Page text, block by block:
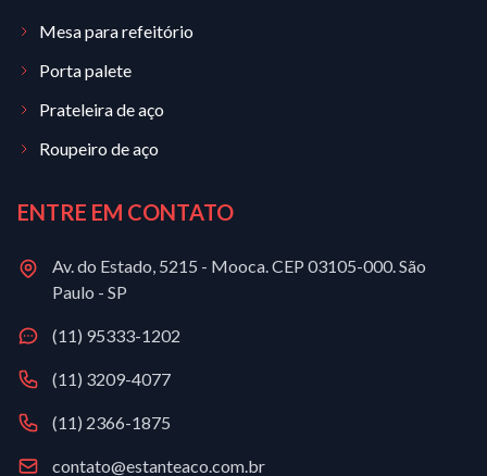
Mesa para refeitório
Porta palete
Prateleira de aço
Roupeiro de aço
ENTRE EM CONTATO
Av. do Estado, 5215 - Mooca. CEP 03105-000. São
Paulo - SP
(11) 95333-1202
(11) 3209-4077
(11) 2366-1875
contato@estanteaco.com.br